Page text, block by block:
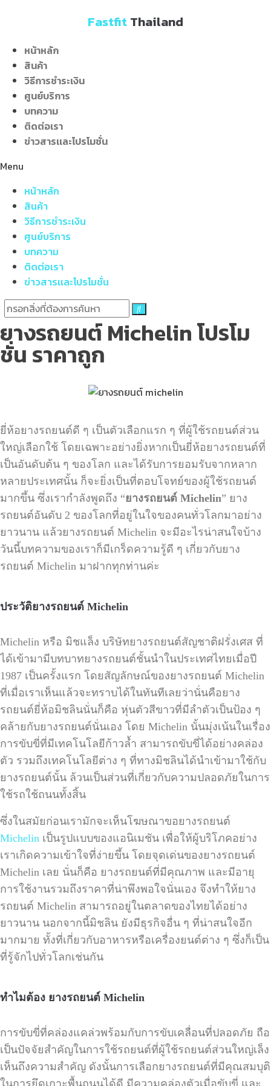
content
FastfitThailand
หน้าหลัก
สินค้า
วิธีการชำระเงิน
ศูนย์บริการ
บทความ
ติดต่อเรา
ข่าวสารเเละโปรโมชั่น
Menu
หน้าหลัก
สินค้า
วิธีการชำระเงิน
ศูนย์บริการ
บทความ
ติดต่อเรา
ข่าวสารเเละโปรโมชั่น
ยางรถยนต์ Michelin โปรโม
ชั่น ราคาถูก
ยี่ห้อยางรถยนต์ดี ๆ เป็นตัวเลือกแรก ๆ ที่ผู้ใช้รถยนต์ส่วน
ใหญ่เลือกใช้ โดยเฉพาะอย่างยิ่งหากเป็นยี่ห้อยางรถยนต์ที่
เป็นอันดับต้น ๆ ของโลก และได้รับการยอมรับจากหลาก
หลายประเทศนั้น ก็จะยิ่งเป็นที่ตอบโจทย์ของผู้ใช้รถยนต์
มากขึ้น ซึ่งเรากำลังพูดถึง “ยางรถยนต์ Michelin” ยาง
รถยนต์อันดับ 2 ของโลกที่อยู่ในใจของคนทั่วโลกมาอย่าง
ยาวนาน แล้วยางรถยนต์ Michelin จะมีอะไรน่าสนใจบ้าง
วันนี้บทความของเราก็มีเกร็ดความรู้ดี ๆ เกี่ยวกับยาง
รถยนต์ Michelin มาฝากทุกท่านค่ะ
ประวัติยางรถยนต์ Michelin
Michelin หรือ มิชแล็ง บริษัทยางรถยนต์สัญชาติฝรั่งเศส ที่
ได้เข้ามามีบทบาทยางรถยนต์ชั้นนำในประเทศไทยเมื่อปี
1987 เป็นครั้งแรก โดยสัญลักษณ์ของยางรถยนต์ Michelin
ที่เมื่อเราเห็นแล้วจะทราบได้ในทันทีเลยว่านั่นคือยาง
รถยนต์ยี่ห้อมิชลินนั่นก็คือ หุ่นตัวสีขาวที่มีลำตัวเป็นป้อง ๆ
คล้ายกับยางรถยนต์นั่นเอง โดย Michelin นั้นมุ่งเน้นในเรื่อง
การขับขี่ที่มีเทคโนโลยีก้าวล้ำ สามารถขับขี่ได้อย่างคล่อง
ตัว รวมถึงเทคโนโลยีต่าง ๆ ที่ทางมิชลินได้นำเข้ามาใช้กับ
ยางรถยนต์นั้น ล้วนเป็นส่วนที่เกี่ยวกับความปลอดภัยในการ
ใช้รถใช้ถนนทั้งสิ้น
ซึ่งในสมัยก่อนเรามักจะเห็นโฆษณาขอยางรถยนต์
Michelin เป็นรูปแบบของแอนิเมชัน เพื่อให้ผู้บริโภคอย่าง
เราเกิดความเข้าใจที่ง่ายขึ้น โดยจุดเด่นของยางรถยนต์
Michelin เลย นั่นก็คือ ยางรถยนต์ที่มีคุณภาพ และมีอายุ
การใช้งานรวมถึงราคาที่น่าพึงพอใจนั่นเอง จึงทำให้ยาง
รถยนต์ Michelin สามารถอยู่ในตลาดของไทยได้อย่าง
ยาวนาน นอกจากนี้มิชลิน ยังมีธุรกิจอื่น ๆ ที่น่าสนใจอีก
มากมาย ทั้งที่เกี่ยวกับอาหารหรือเครื่องยนต์ต่าง ๆ ซึ่งก็เป็น
ที่รู้จักไปทั่วโลกเช่นกัน
ทำไมต้อง ยางรถยนต์ Michelin
การขับขี่ที่คล่องแคล่วพร้อมกับการขับเคลื่อนที่ปลอดภัย ถือ
เป็นปัจจัยสำคัญในการใช้รถยนต์ที่ผู้ใช้รถยนต์ส่วนใหญ่เล็ง
เห็นถึงความสำคัญ ดังนั้นการเลือกยางรถยนต์ที่มีคุณสมบุติ
ในการยึดเกาะพื้นถนนได้ดี มีความคล่องตัวเมื่อขับขี่ และ